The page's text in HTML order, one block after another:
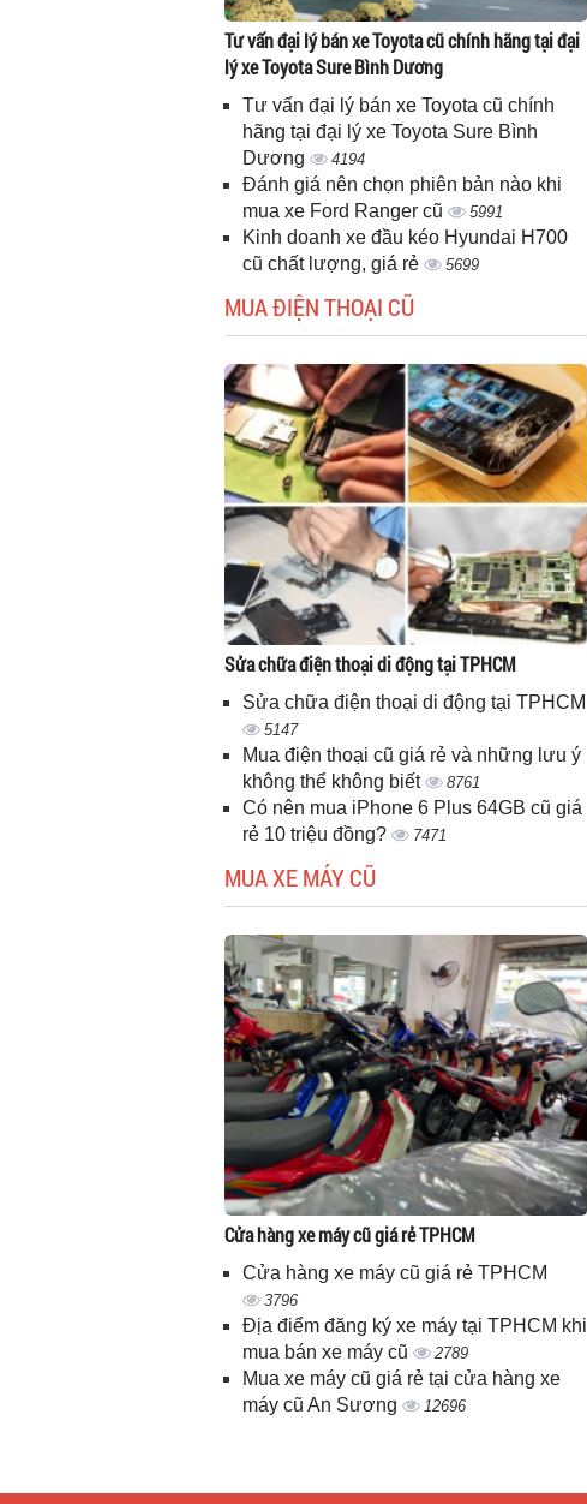
Tư vấn đại lý bán xe Toyota cũ chính hãng tại đại
lý xe Toyota Sure Bình Dương
Tư vấn đại lý bán xe Toyota cũ chính
hãng tại đại lý xe Toyota Sure Bình
Dương
4194
Đánh giá nên chọn phiên bản nào khi
mua xe Ford Ranger cũ
5991
Kinh doanh xe đầu kéo Hyundai H700
cũ chất lượng, giá rẻ
5699
MUA ĐIỆN THOẠI CŨ
Sửa chữa điện thoại di động tại TPHCM
Sửa chữa điện thoại di động tại TPHCM
5147
Mua điện thoại cũ giá rẻ và những lưu ý
không thể không biết
8761
Có nên mua iPhone 6 Plus 64GB cũ giá
rẻ 10 triệu đồng?
7471
MUA XE MÁY CŨ
Cửa hàng xe máy cũ giá rẻ TPHCM
Cửa hàng xe máy cũ giá rẻ TPHCM
3796
Địa điểm đăng ký xe máy tại TPHCM khi
mua bán xe máy cũ
2789
Mua xe máy cũ giá rẻ tại cửa hàng xe
máy cũ An Sương
12696